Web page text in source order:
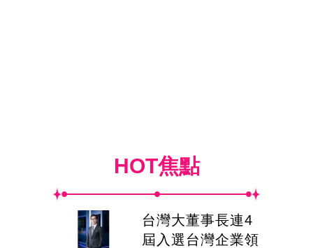
HOT焦點
台灣大董事長連4
屆入選台灣企業領